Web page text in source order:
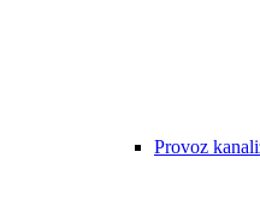
Provoz